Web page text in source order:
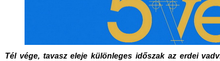
Tél vége, tavasz eleje különleges időszak az erdei